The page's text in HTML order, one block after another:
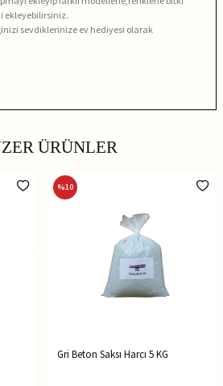
ekleyebilirsiniz.
sevdiklerinize ev hediyesi olarak
ÜRÜNLER
%10
Gri Beton Saksı Harcı 5 KG